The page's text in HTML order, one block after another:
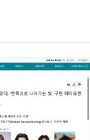
여름 최고치 경신…
검 추가 압수수색…
회복…0.26% 오른